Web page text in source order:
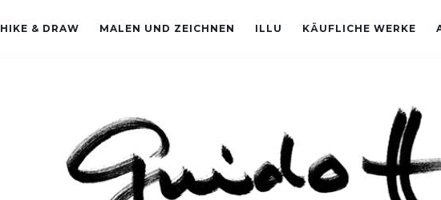
HIKE & DRAW MALEN UND ZEICHNEN ILLU KÄUFLICHE WERKE